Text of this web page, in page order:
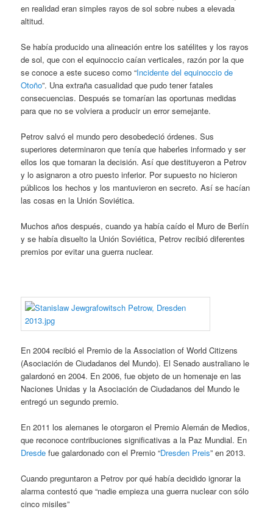
en realidad eran simples rayos de sol sobre nubes a elevada
altitud.
Se había producido una alineación entre los satélites y los rayos
de sol, que con el equinoccio caían verticales, razón por la que
se conoce a este suceso como “Incidente del equinoccio de
Otoño”. Una extraña casualidad que pudo tener fatales
consecuencias. Después se tomarían las oportunas medidas
para que no se volviera a producir un error semejante.
Petrov salvó el mundo pero desobedeció órdenes. Sus
superiores determinaron que tenía que haberles informado y ser
ellos los que tomaran la decisión. Así que destituyeron a Petrov
y lo asignaron a otro puesto inferior. Por supuesto no hicieron
públicos los hechos y los mantuvieron en secreto. Así se hacían
las cosas en la Unión Soviética.
Muchos años después, cuando ya había caído el Muro de Berlín
y se había disuelto la Unión Soviética, Petrov recibió diferentes
premios por evitar una guerra nuclear.
En 2004 recibió el Premio de la Association of World Citizens
(Asociación de Ciudadanos del Mundo). El Senado australiano le
galardonó en 2004. En 2006, fue objeto de un homenaje en las
Naciones Unidas y la Asociación de Ciudadanos del Mundo le
entregó un segundo premio.
En 2011 los alemanes le otorgaron el Premio Alemán de Medios,
que reconoce contribuciones significativas a la Paz Mundial. En
Dresde fue galardonado con el Premio “Dresden Preis” en 2013.
Cuando preguntaron a Petrov por qué había decidido ignorar la
alarma contestó que “nadie empieza una guerra nuclear con sólo
cinco misiles”